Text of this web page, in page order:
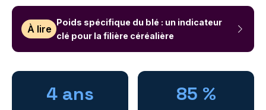
À lire
Poids spécifique du blé : un indicateur
clé pour la filière céréalière
4 ans 85 %